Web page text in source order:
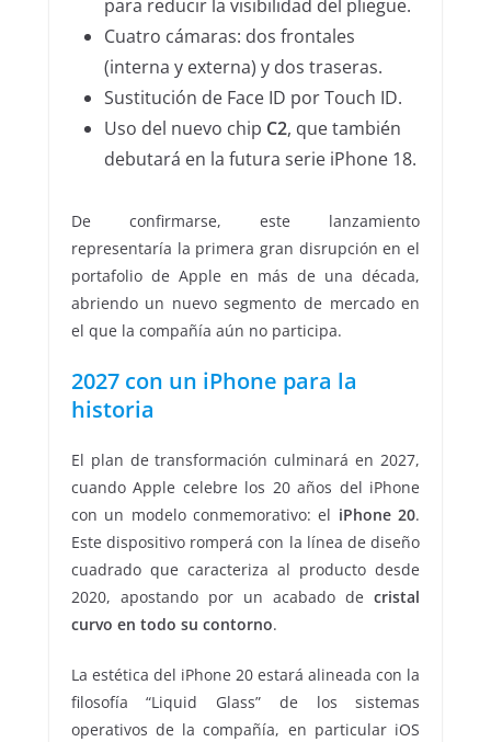
para reducir la visibilidad del pliegue.
Cuatro cámaras: dos frontales
(interna y externa) y dos traseras.
Sustitución de Face ID por Touch ID.
Uso del nuevo chip C2, que también
debutará en la futura serie iPhone 18.
De confirmarse, este lanzamiento
representaría la primera gran disrupción en el
portafolio de Apple en más de una década,
abriendo un nuevo segmento de mercado en
el que la compañía aún no participa.
2027 con un iPhone para la
historia
El plan de transformación culminará en 2027,
cuando Apple celebre los 20 años del iPhone
con un modelo conmemorativo: el iPhone 20.
Este dispositivo romperá con la línea de diseño
cuadrado que caracteriza al producto desde
2020, apostando por un acabado decristal
curvo en todo su contorno.
La estética del iPhone 20 estará alineada con la
filosofía “Liquid Glass” de los sistemas
operativos de la compañía, en particular iOS